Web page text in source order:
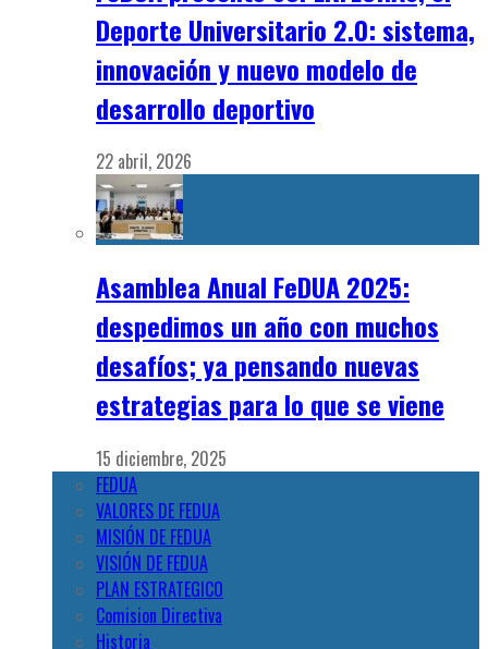
Deporte Universitario 2.0: sistema,
innovación y nuevo modelo de
desarrollo deportivo
22 abril, 2026
Asamblea Anual FeDUA 2025:
despedimos un año con muchos
desafíos; ya pensando nuevas
estrategias para lo que se viene
15 diciembre, 2025
FEDUA
VALORES DE FEDUA
MISIÓN DE FEDUA
VISIÓN DE FEDUA
PLAN ESTRATEGICO
Comision Directiva
Historia